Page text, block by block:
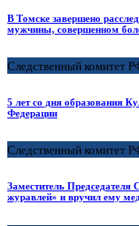
В Томске завершено
мужчины, совершенном
Следственный комитет
5 лет со дня образования
Федерации
Следственный комитет
Заместитель Председателя
журавлей» и вручил ему